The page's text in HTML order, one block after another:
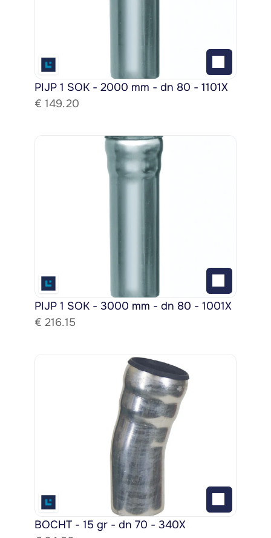
PIJP 1 SOK - 2000 mm - dn 80 - 1101X
€ 149.20
PIJP 1 SOK - 3000 mm - dn 80 - 1001X
€ 216.15
BOCHT - 15 gr - dn 70 - 340X